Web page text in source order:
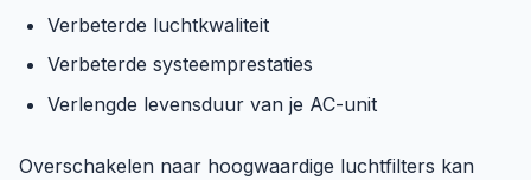
Verbeterde luchtkwaliteit
Verbeterde systeemprestaties
Verlengde levensduur van je AC-unit
Overschakelen naar hoogwaardige luchtfilters kan